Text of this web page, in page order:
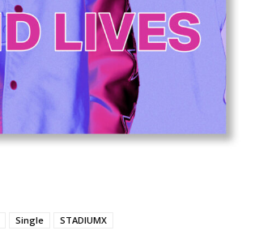
Single STADIUMX